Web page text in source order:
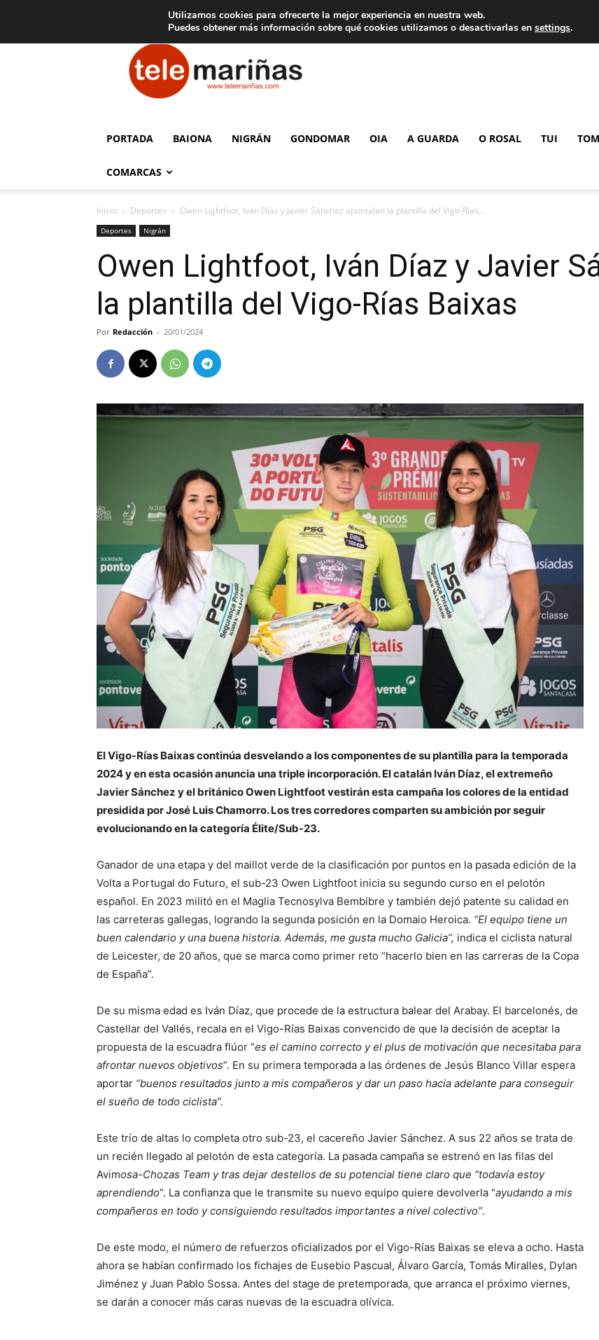
Aviso legal Tarifas de publicidad
Telemariñas
PORTADA BAIONA NIGRÁN GONDOMAR OIA A GUARDA O ROSAL TUI
COMARCAS
Inicio Deportes Owen Lightfoot, Iván Díaz y Javier Sánchez apuntalan la plantilla del Vigo-Rías...
Deportes Nigrán
Owen Lightfoot, Iván Díaz y Javier
la plantilla del Vigo-Rías Baixas
Por Redacción - 20/01/2024
El Vigo-Rías Baixas continúa desvelando a los componentes de su plantilla para la temporada
2024 y en esta ocasión anuncia una triple incorporación. El catalán Iván Díaz, el extremeño
Javier Sánchez y el británico Owen Lightfoot vestirán esta campaña los colores de la entidad
presidida por José Luis Chamorro. Los tres corredores comparten su ambición por seguir
evolucionando en la categoría Élite/Sub-23.
Ganador de una etapa y del maillot verde de la clasificación por puntos en la pasada edición de la
Volta a Portugal do Futuro, el sub-23 Owen Lightfoot inicia su segundo curso en el pelotón
español. En 2023 militó en el Maglia Tecnosylva Bembibre y también dejó patente su calidad en
las carreteras gallegas, logrando la segunda posición en la Domaio Heroica. “El equipo tiene un
buen calendario y una buena historia. Además, me gusta mucho Galicia”, indica el ciclista natural
de Leicester, de 20 años, que se marca como primer reto “hacerlo bien en las carreras de la Copa
de España”.
De su misma edad es Iván Díaz, que procede de la estructura balear del Arabay. El barcelonés, de
Castellar del Vallés, recala en el Vigo-Rías Baixas convencido de que la decisión de aceptar la
propuesta de la escuadra flúor “es el camino correcto y el plus de motivación que necesitaba para
afrontar nuevos objetivos”. En su primera temporada a las órdenes de Jesús Blanco Villar espera
aportar “buenos resultados junto a mis compañeros y dar un paso hacia adelante para conseguir
el sueño de todo ciclista”.
Este trío de altas lo completa otro sub-23, el cacereño Javier Sánchez. A sus 22 años se trata de
un recién llegado al pelotón de esta categoría. La pasada campaña se estrenó en las filas del
Avimosa-Chozas Team y tras dejar destellos de su potencial tiene claro que “todavía estoy
aprendiendo”. La confianza que le transmite su nuevo equipo quiere devolverla “ayudando a mis
compañeros en todo y consiguiendo resultados importantes a nivel colectivo”.
De este modo, el número de refuerzos oficializados por el Vigo-Rías Baixas se eleva a ocho. Hasta
ahora se habían confirmado los fichajes de Eusebio Pascual, Álvaro García, Tomás Miralles, Dylan
Jiménez y Juan Pablo Sossa. Antes del stage de pretemporada, que arranca el próximo viernes,
se darán a conocer más caras nuevas de la escuadra olívica.
Utilizamos cookies para ofrecerte la mejor experiencia en nuestra web.
Puedes obtener más información sobre qué cookies utilizamos o desactivarlas en settings.